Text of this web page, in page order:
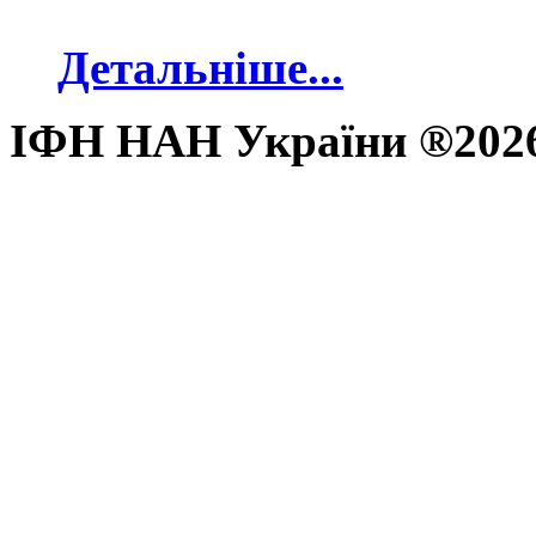
Детальніше...
ІФН НАН України